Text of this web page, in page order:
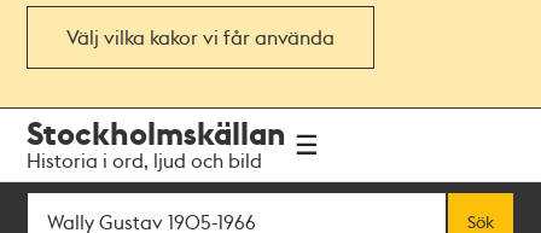
Välj vilka kakor vi får använda
navigationen
huvudinnehållet
Stockholmskällan
Historia i ord, ljud och bild
Sök
Sök